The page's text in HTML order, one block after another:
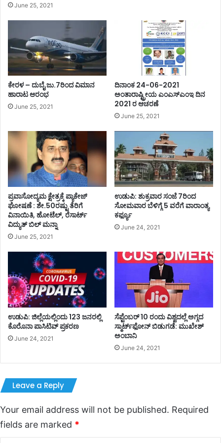
June 25, 2021
ಕೇರಳ – ದುಬೈ ಜು.7ರಿಂದ ವಿಮಾನ
ಹಾರಾಟ ಆರಂಭ
June 25, 2021
ದಿನಾಂಕ 24-06-2021
ಅಂತಾರಾಷ್ಟ್ರೀಯ ಎಂಎಸ್ಎಂಇ ದಿನ
2021 ರ ಆಚರಣೆ
June 25, 2021
ಪ್ರವಾಸೋದ್ಯಮ ಕ್ಷೇತ್ರಕ್ಕೆ ಪ್ಯಾಕೇಜ್
ಘೋಷಣೆ : ಶೇ.50ರಷ್ಟು ತೆರಿಗೆ
ವಿನಾಯಿತಿ, ಹೋಟೆಲ್, ರೆಸಾರ್ಟ್
ವಿದ್ಯುತ್ ಬಿಲ್ ಮನ್ನಾ
June 25, 2021
ಉಡುಪಿ: ಶುಕ್ರವಾರ ಸಂಜೆ 7ರಿಂದ
ಸೋಮವಾರ ಬೆಳಿಗ್ಗೆ 5 ವರೆಗೆ ವಾರಾಂತ್ಯ
ಕರ್ಫ್ಯೂ
June 24, 2021
ಉಡುಪಿ: ಜಿಲ್ಲೆಯಲ್ಲಿಂದು 123 ಜನರಲ್ಲಿ
ಕೊರೊನಾ ಪಾಸಿಟಿವ್ ಪ್ರಕರಣ
June 24, 2021
ಸೆಪ್ಟೆಂಬರ್‌‌ 10 ರಂದು ವಿಶ್ವದಲ್ಲೆ ಅಗ್ಗದ
ಸ್ಮಾರ್ಟ್‌ಫೋನ್‌‌ ಬಿಡುಗಡೆ: ಮುಖೇಶ್‌
ಅಂಬಾನಿ
June 24, 2021
Leave a Reply
Your email address will not be published. Required
fields are marked *